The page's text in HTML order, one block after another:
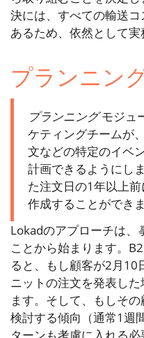
決には、すべての輸送
あるため、依然として実
プランニン
プランニングモジュ
ケティングチームが
文などの特定のイベ
計画できるようにし
た注文日の1年以上
作成することができま
Lokadのアプローチは、
ことから始まります。
ると、もし顧客が2月
ニットの注文を発表し
ます。そして、もしそ
検討する傾向（通常1週
ターンも考慮に入れる